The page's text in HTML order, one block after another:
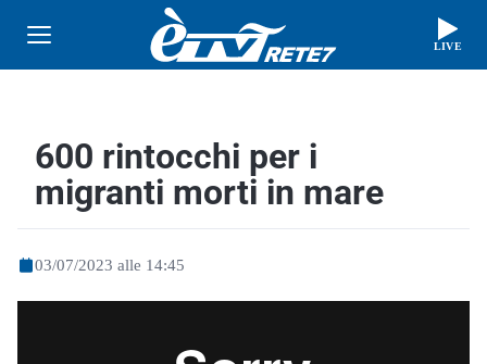
LIVE
600 rintocchi per i
migranti morti in mare
03/07/2023 alle 14:45